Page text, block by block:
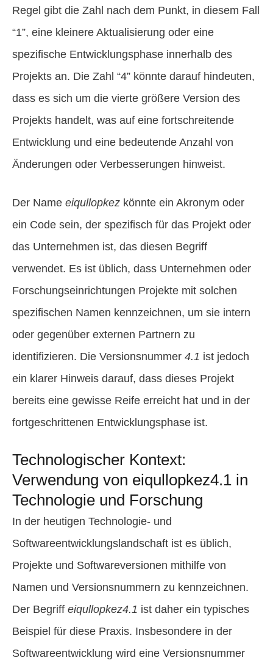
Regel gibt die Zahl nach dem Punkt, in diesem Fall
“1”, eine kleinere Aktualisierung oder eine
spezifische Entwicklungsphase innerhalb des
Projekts an. Die Zahl “4” könnte darauf hindeuten,
dass es sich um die vierte größere Version des
Projekts handelt, was auf eine fortschreitende
Entwicklung und eine bedeutende Anzahl von
Änderungen oder Verbesserungen hinweist.
Der Name eiqullopkez könnte ein Akronym oder
ein Code sein, der spezifisch für das Projekt oder
das Unternehmen ist, das diesen Begriff
verwendet. Es ist üblich, dass Unternehmen oder
Forschungseinrichtungen Projekte mit solchen
spezifischen Namen kennzeichnen, um sie intern
oder gegenüber externen Partnern zu
identifizieren. Die Versionsnummer 4.1 ist jedoch
ein klarer Hinweis darauf, dass dieses Projekt
bereits eine gewisse Reife erreicht hat und in der
fortgeschrittenen Entwicklungsphase ist.
Technologischer Kontext:
Verwendung von eiqullopkez4.1 in
Technologie und Forschung
In der heutigen Technologie- und
Softwareentwicklungslandschaft ist es üblich,
Projekte und Softwareversionen mithilfe von
Namen und Versionsnummern zu kennzeichnen.
Der Begriff eiqullopkez4.1 ist daher ein typisches
Beispiel für diese Praxis. Insbesondere in der
Softwareentwicklung wird eine Versionsnummer